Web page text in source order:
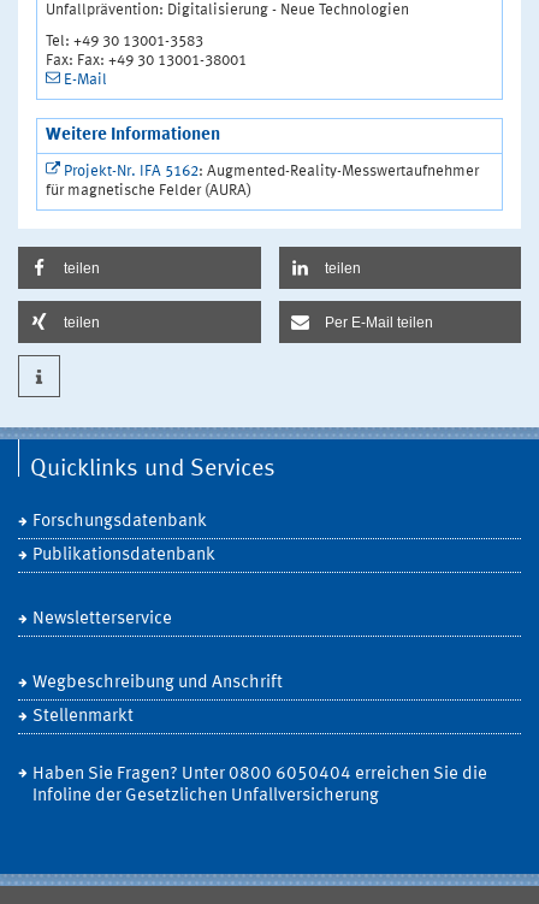
Unfallprävention: Digitalisierung - Neue Technologien
Tel: +49 30 13001-3583
Fax: Fax: +49 30 13001-38001
E-Mail
Weitere Informationen
Projekt-Nr. IFA 5162: Augmented-Reality-Messwertaufnehmer
für magnetische Felder (AURA)
teilen teilen
teilen Per E-Mail teilen
Quicklinks und Services
Forschungsdatenbank
Publikationsdatenbank
Newsletterservice
Wegbeschreibung und Anschrift
Stellenmarkt
Haben Sie Fragen? Unter 0800 6050404 erreichen Sie die
Infoline der Gesetzlichen Unfallversicherung